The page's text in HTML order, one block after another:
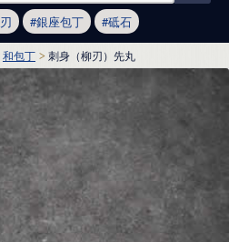
銀座包丁 砥石
和包丁 刺身（柳刃）先丸